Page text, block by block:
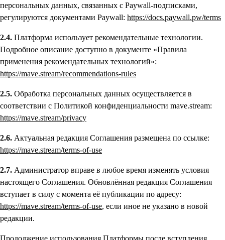
персональных данных, связанных с Paywall-подписками,
регулируются документами Paywall: https://docs.paywall.pw/terms
2.4. Платформа использует рекомендательные технологии.
Подробное описание доступно в документе «Правила
применения рекомендательных технологий»:
https://mave.stream/recommendations-rules
2.5. Обработка персональных данных осуществляется в
соответствии с Политикой конфиденциальности mave.stream:
https://mave.stream/privacy
2.6. Актуальная редакция Соглашения размещена по ссылке:
https://mave.stream/terms-of-use
2.7. Администратор вправе в любое время изменять условия
настоящего Соглашения. Обновлённая редакция Соглашения
вступает в силу с момента её публикации по адресу:
https://mave.stream/terms-of-use, если иное не указано в новой
редакции.